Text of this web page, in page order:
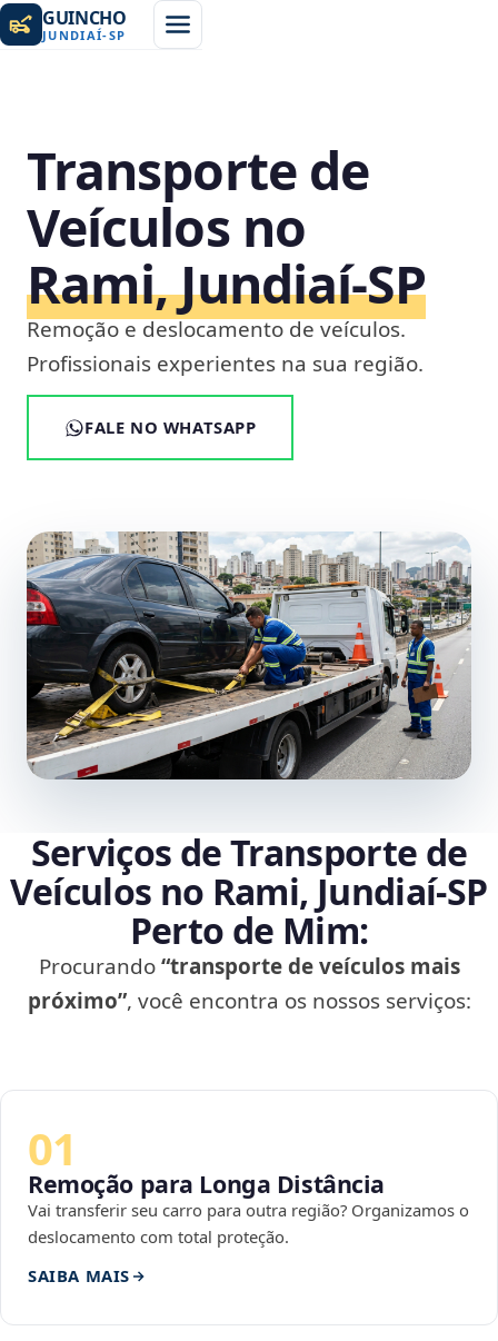
GUINCHO
JUNDIAÍ-SP
Transporte de
Veículos no
Rami, Jundiaí‑SP
Remoção e deslocamento de veículos.
Profissionais experientes na sua região.
FALE NO WHATSAPP
Serviços de Transporte de
Veículos no Rami, Jundiaí‑SP
Perto de Mim:
Procurando“transporte de veículos mais
próximo”, você encontra os nossos serviços:
01
Remoção para Longa Distância
Vai transferir seu carro para outra região? Organizamos o
deslocamento com total proteção.
SAIBA MAIS